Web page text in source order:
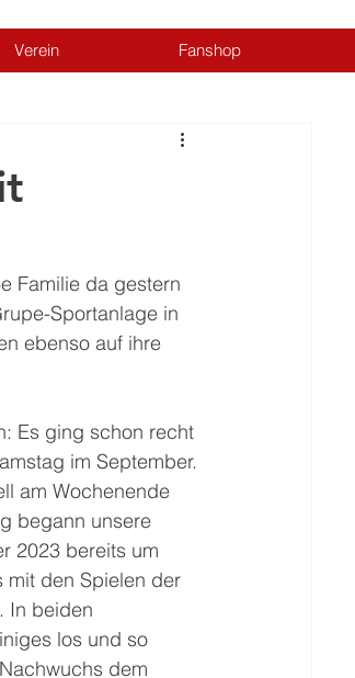
Verein Fanshop
Familie da gestern
Sportanlage in
ebenso auf ihre
Es ging schon recht
im September.
am Wochenende
begann unsere
2023 bereits um
mit den Spielen der
In beiden
los und so
dem